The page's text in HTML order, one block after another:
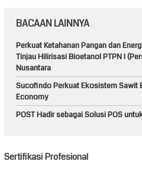
BACAAN LAINNYA
Perkuat Ketahanan Pangan dan
Tinjau Hilirisasi Bioetanol PTPN I
Nusantara
Sucofindo Perkuat Ekosistem Sawit
Economy
POST Hadir sebagai Solusi POS
Sertifikasi Profesional